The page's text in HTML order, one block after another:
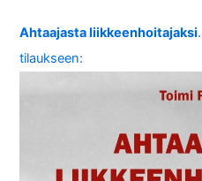
Ahtaajasta liikkeenhoitajaksi
tilaukseen: